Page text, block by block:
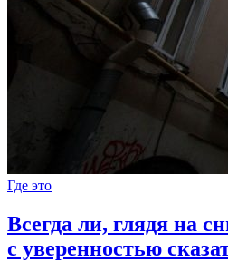
Где это
Всегда ли, глядя на
с уверенностью